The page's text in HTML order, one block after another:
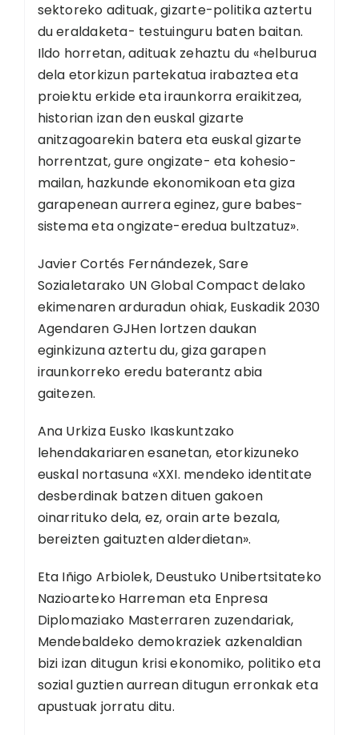
sektoreko adituak, gizarte-politika aztertu
du eraldaketa- testuinguru baten baitan.
Ildo horretan, adituak zehaztu du «helburua
dela etorkizun partekatua irabaztea eta
proiektu erkide eta iraunkorra eraikitzea,
historian izan den euskal gizarte
anitzagoarekin batera eta euskal gizarte
horrentzat, gure ongizate- eta kohesio-
mailan, hazkunde ekonomikoan eta giza
garapenean aurrera eginez, gure babes-
sistema eta ongizate-eredua bultzatuz».
Javier Cortés Fernándezek, Sare
Sozialetarako UN Global Compact delako
ekimenaren arduradun ohiak, Euskadik 2030
Agendaren GJHen lortzen daukan
eginkizuna aztertu du, giza garapen
iraunkorreko eredu baterantz abia
gaitezen.
Ana Urkiza Eusko Ikaskuntzako
lehendakariaren esanetan, etorkizuneko
euskal nortasuna «XXI. mendeko identitate
desberdinak batzen dituen gakoen
oinarrituko dela, ez, orain arte bezala,
bereizten gaituzten alderdietan».
Eta Iñigo Arbiolek, Deustuko Unibertsitateko
Nazioarteko Harreman eta Enpresa
Diplomaziako Masterraren zuzendariak,
Mendebaldeko demokraziek azkenaldian
bizi izan ditugun krisi ekonomiko, politiko eta
sozial guztien aurrean ditugun erronkak eta
apustuak jorratu ditu.